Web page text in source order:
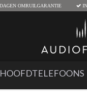
OMRUILGARANTIE
HOOFDTELEFOONS